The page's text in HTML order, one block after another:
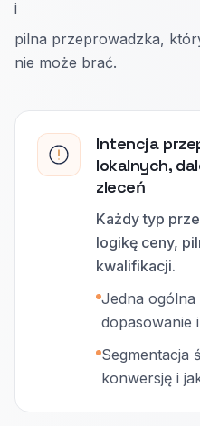
i
pilna przeprowadzka,
nie może brać.
Intencja
lokalnych,
zleceń
Każdy typ
logikę ceny,
kwalifikacji.
Jedna ogólna
dopasowanie
Segmentacja
konwersję i